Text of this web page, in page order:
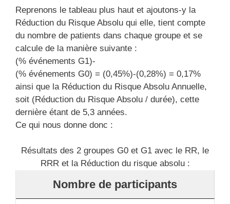
Reprenons le tableau plus haut et ajoutons-y la
Réduction du Risque Absolu qui elle, tient compte
du nombre de patients dans chaque groupe et se
calcule de la manière suivante :
(% événements G1)-
(% événements G0) = (0,45%)-(0,28%) = 0,17%
ainsi que la Réduction du Risque Absolu Annuelle,
soit (Réduction du Risque Absolu / durée), cette
dernière étant de 5,3 années.
Ce qui nous donne donc :
Résultats des 2 groupes G0 et G1 avec le RR, le
RRR et la Réduction du risque absolu :
Nombre de participants